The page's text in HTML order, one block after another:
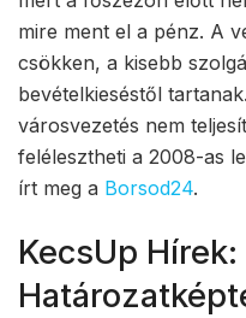
mire ment el a pénz. A
csökken, a kisebb
bevételkieséstől
városvezetés nem
felélesztheti a 2008-as
írt meg a Borsod24.
KecsUp Hírek: